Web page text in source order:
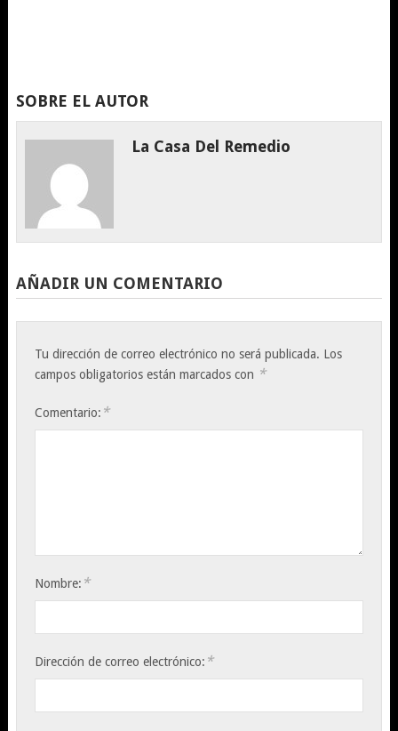
SOBRE EL AUTOR
La Casa Del Remedio
AÑADIR UN COMENTARIO
Tu dirección de correo electrónico no será publicada. Los
campos obligatorios están marcados con *
Comentario: *
Nombre: *
Dirección de correo electrónico: *